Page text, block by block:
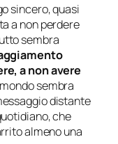
sincero, quasi
a non perdere
sembra
a non avere
sembra
distante
che
almeno una